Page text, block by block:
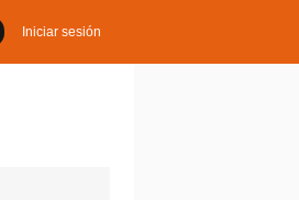
Iniciar sesión